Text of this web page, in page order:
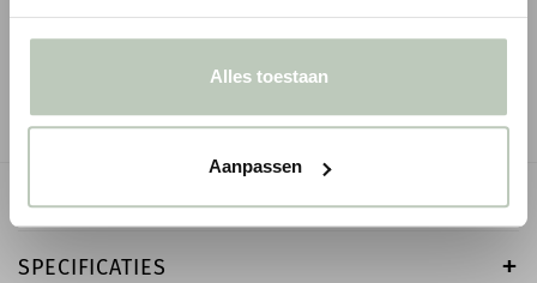
Alles toestaan
Aanpassen
+
OMSCHRIJVING
SPECIFICATIES